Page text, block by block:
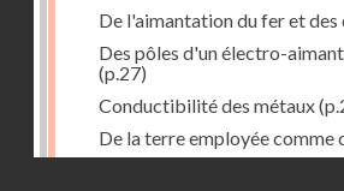
De l'aimantation du fer et
Des pôles d'un électro-
(p.27)
Conductibilité des métaux
De la terre employée comme